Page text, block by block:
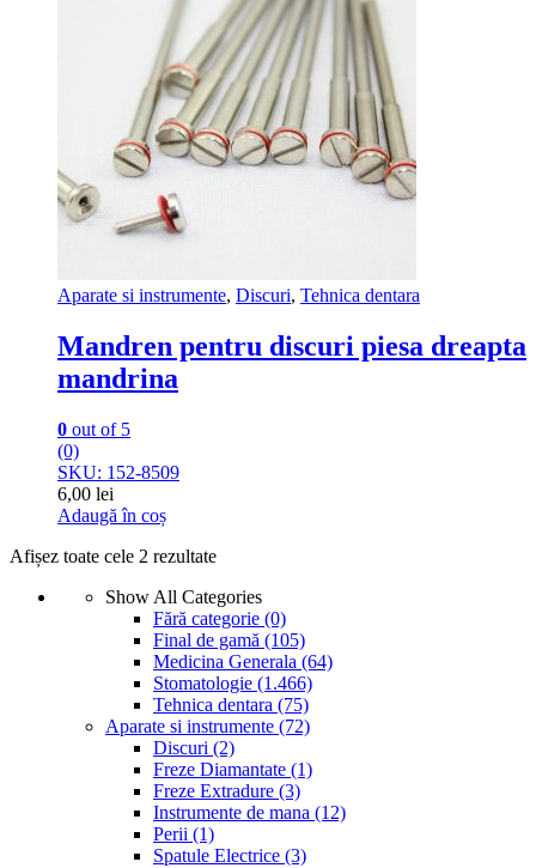
Aparate si instrumente, Discuri, Tehnica dentara
Mandren pentru discuri piesa dreapta
mandrina
0 out of 5
(0)
SKU: 152-8509
6,00 lei
Adaugă în coș
Afișez toate cele 2 rezultate
Show All Categories
Fără categorie (0)
Final de gamă (105)
Medicina Generala (64)
Stomatologie (1.466)
Tehnica dentara (75)
Aparate si instrumente (72)
Discuri (2)
Freze Diamantate (1)
Freze Extradure (3)
Instrumente de mana (12)
Perii (1)
Spatule Electrice (3)